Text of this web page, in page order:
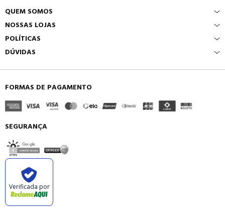
QUEM SOMOS
NOSSAS LOJAS
POLÍTICAS
DÚVIDAS
FORMAS DE PAGAMENTO
SEGURANÇA
Verificada por